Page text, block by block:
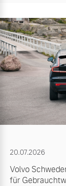
20.07.2026
Volvo
für